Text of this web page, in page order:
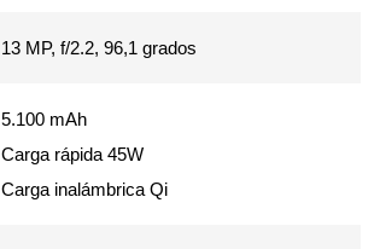
13 MP, f/2.2, 96,1 grados
5.100 mAh
Carga rápida 45W
Carga inalámbrica Qi